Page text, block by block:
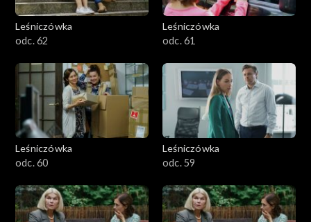
Leśniczówka
odc. 62
Leśniczówka
odc. 61
Leśniczówka
odc. 60
Leśniczówka
odc. 59